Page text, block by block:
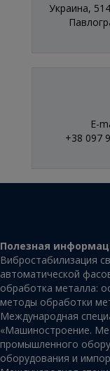
Украина,
E-
+38 097
Полезная
Вибростабилизация
автоматической
обработка металла:
методы обработки
Международная
«Машиностроение.
промышленного
оборудования и